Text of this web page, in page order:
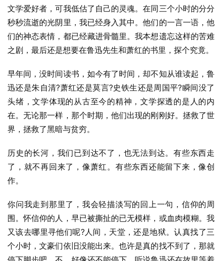
文学爱好者，可我低估了自己的灵魂。在同三个小时的分分
秒秒流逝的光阴里，我已经身入其中。他们的一言一语，他
们的神态表情，都已经藏进骨髓里。我本想遗忘这样的苦难
之剧，最后还是想要在鲁迅先生和萧红的书里，探个究竟。
早年间，没时间读书，如今有了时间，却不知从谁读起，鲁
迅还是朱自清?萧红还是莫言?史铁生还是周国平?瞬间没了
头绪，文学体现的从古至今的精神，文学探透的是人的内
在。无论那一样，那个时期，他们出现的刚刚好。拯救了世
界，拯救了黑暗与贫穷。
历史的长河，我们已到达不了，也无法到达。有些东西走
了，就不再回来了，像萧红。有些东西还能留下来，像创
作。
你问我走到那里了，我会轻描淡写的回上一句，信仰的周
围。怀信仰的人，早已被撕扯的已无模样，或血肉模糊。我
又该去哪里寻他们呢?人间，天堂，还是地狱。认真找了三
个小时，文豪们依旧没能出来。也许是真的找不到了，那就